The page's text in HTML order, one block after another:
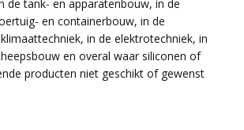
de tank- en apparatenbouw, in de
en containerbouw, in de
in de elektrotechniek, in
en overal waar siliconen of
producten niet geschikt of gewenst